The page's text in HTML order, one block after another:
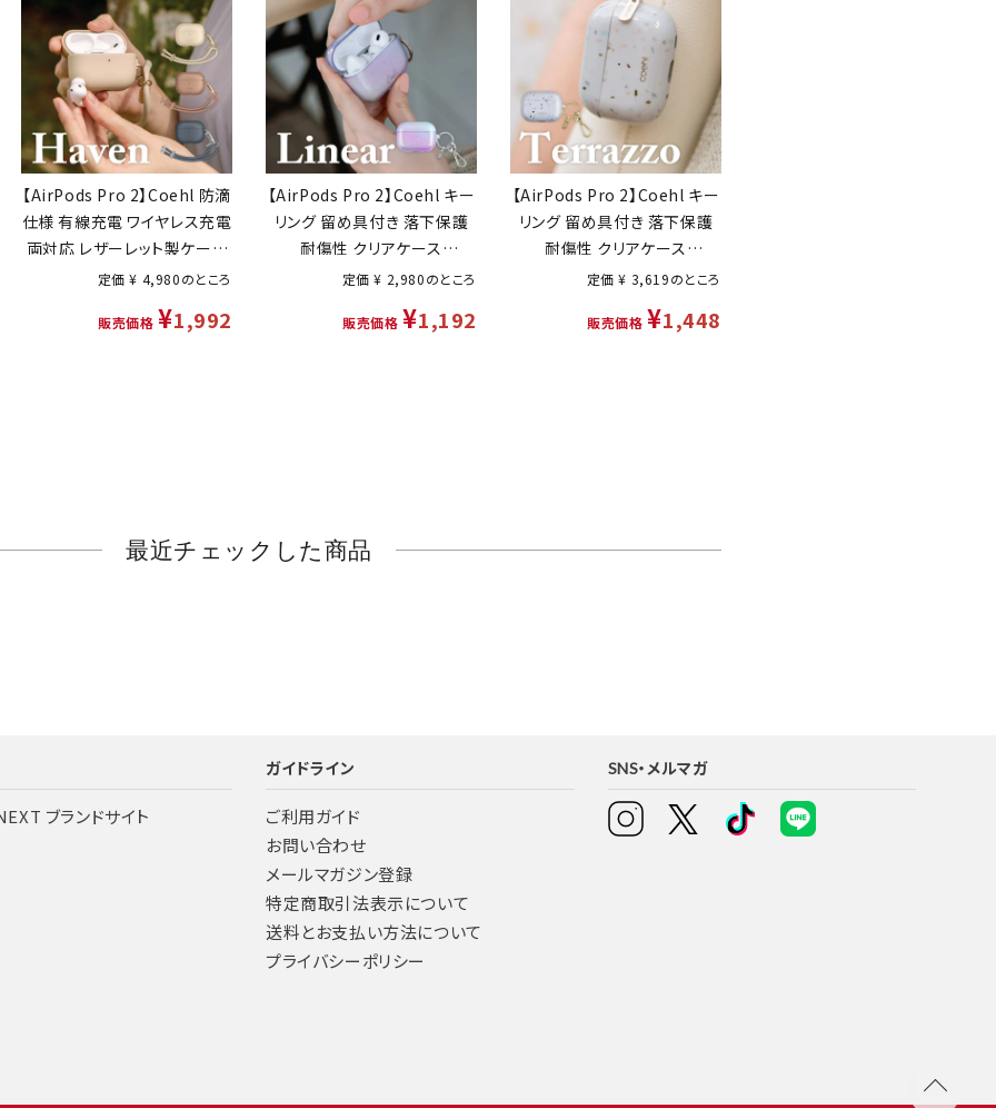
【AirPods Pro 2】Coehl 防滴
仕様 有線充電 ワイヤレス充電
両対応 レザーレット製ケース
「HAVEN」
定価 ¥ 4,980のところ
販売価格 ¥1,992
【AirPods Pro 2】Coehl キー
リング 留め具付き 落下保護
耐傷性 クリアケース
「LINEAR」
定価 ¥ 2,980のところ
販売価格 ¥1,192
【AirPods Pro 2】Coehl キー
リング 留め具付き 落下保護
耐傷性 クリアケース
「TERRAZZO」
定価 ¥ 3,619のところ
販売価格 ¥1,448
最近チェックした商品
ブランドサイト
ガイドライン
ご利用ガイド
お問い合わせ
メールマガジン登録
特定商取引法表示について
送料とお支払い方法について
プライバシーポリシー
SNS・メルマガ